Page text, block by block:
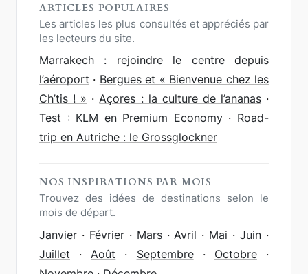
ARTICLES POPULAIRES
Les articles les plus consultés et appréciés par
les lecteurs du site.
Marrakech : rejoindre le centre depuis
l’aéroport · Bergues et « Bienvenue chez les
Ch’tis ! » ·Açores : la culture de l’ananas·
Test : KLM en Premium Economy· Road-
trip en Autriche : le Grossglockner
NOS INSPIRATIONS PAR MOIS
Trouvez des idées de destinations selon le
mois de départ.
Janvier · Février· Mars· Avril · Mai ·Juin ·
Juillet · Août · Septembre· Octobre·